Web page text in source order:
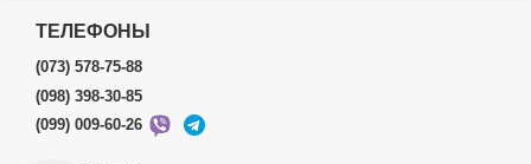
ТЕЛЕФОНЫ
(073) 578-75-88
(098) 398-30-85
(099) 009-60-26